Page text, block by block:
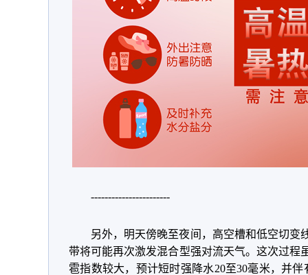
-----------------------
另外，明天傍晚至夜间，高空槽和低空切变
带将可能再次激发混合型强对流天气。这次过程
雹指数较大，预计短时强降水20至30毫米，并